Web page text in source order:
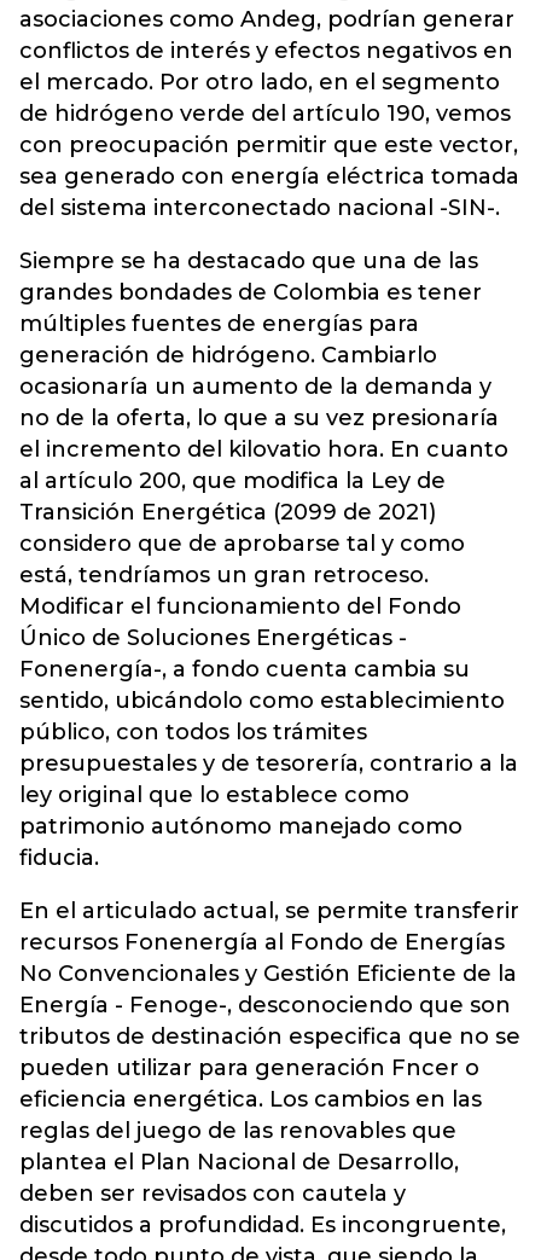
asociaciones como Andeg, podrían generar
conflictos de interés y efectos negativos en
el mercado. Por otro lado, en el segmento
de hidrógeno verde del artículo 190, vemos
con preocupación permitir que este vector,
sea generado con energía eléctrica tomada
del sistema interconectado nacional -SIN-.
Siempre se ha destacado que una de las
grandes bondades de Colombia es tener
múltiples fuentes de energías para
generación de hidrógeno. Cambiarlo
ocasionaría un aumento de la demanda y
no de la oferta, lo que a su vez presionaría
el incremento del kilovatio hora. En cuanto
al artículo 200, que modifica la Ley de
Transición Energética (2099 de 2021)
considero que de aprobarse tal y como
está, tendríamos un gran retroceso.
Modificar el funcionamiento del Fondo
Único de Soluciones Energéticas -
Fonenergía-, a fondo cuenta cambia su
sentido, ubicándolo como establecimiento
público, con todos los trámites
presupuestales y de tesorería, contrario a la
ley original que lo establece como
patrimonio autónomo manejado como
fiducia.
En el articulado actual, se permite transferir
recursos Fonenergía al Fondo de Energías
No Convencionales y Gestión Eficiente de la
Energía - Fenoge-, desconociendo que son
tributos de destinación especifica que no se
pueden utilizar para generación Fncer o
eficiencia energética. Los cambios en las
reglas del juego de las renovables que
plantea el Plan Nacional de Desarrollo,
deben ser revisados con cautela y
discutidos a profundidad. Es incongruente,